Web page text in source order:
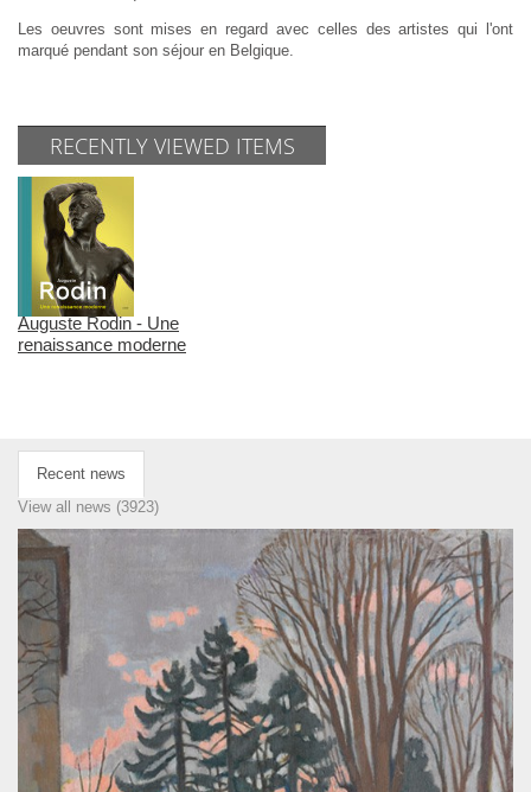
Les oeuvres sont mises en regard avec celles des artistes qui l'ont
marqué pendant son séjour en Belgique.
RECENTLY VIEWED ITEMS
Auguste Rodin - Une
renaissance moderne
Recent news
View all news (3923)